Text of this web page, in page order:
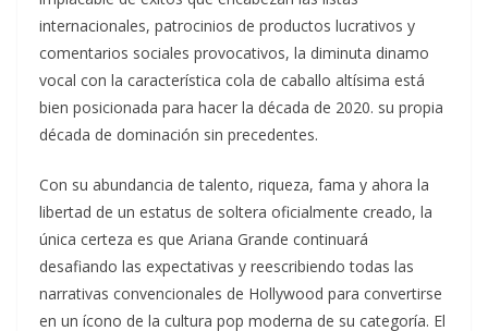
internacionales, patrocinios de productos lucrativos y
comentarios sociales provocativos, la diminuta dinamo
vocal con la característica cola de caballo altísima está
bien posicionada para hacer la década de 2020. su propia
década de dominación sin precedentes.
Con su abundancia de talento, riqueza, fama y ahora la
libertad de un estatus de soltera oficialmente creado, la
única certeza es que Ariana Grande continuará
desafiando las expectativas y reescribiendo todas las
narrativas convencionales de Hollywood para convertirse
en un ícono de la cultura pop moderna de su categoría. El